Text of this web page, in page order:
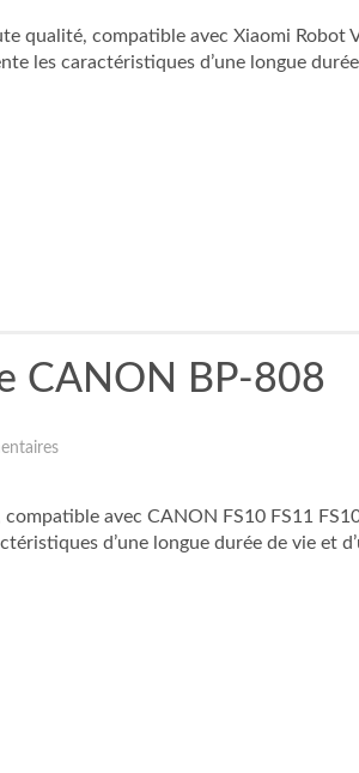
qualité, compatible avec Xiaomi Robot
les caractéristiques d’une longue
CANON BP-808
avec CANON FS10 FS11
d’une longue durée de vie et